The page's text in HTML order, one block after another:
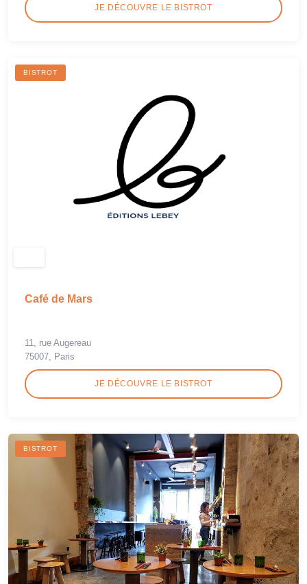
JE DÉCOUVRE LE BISTROT
BISTROT
Café de Mars
11, rue Augereau
75007, Paris
JE DÉCOUVRE LE BISTROT
BISTROT